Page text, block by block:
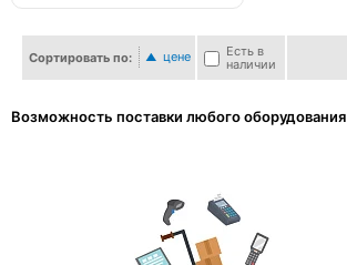
Сортировать по: цене
Есть в
наличии
Возможность поставки любого оборудования